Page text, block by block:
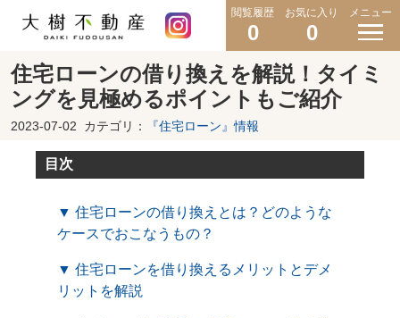
閲覧履歴
0
お気に入り
0
メニュー
住宅ローンの借り換えを解説！タイミ
ングを見極めるポイントもご紹介
2023-07-02 カテゴリ： 『住宅ローン』情報
目次
▼ 住宅ローンの借り換えとは？どのような
ケースでおこなうもの？
▼ 住宅ローンを借り換えるメリットとデメ
リットを解説